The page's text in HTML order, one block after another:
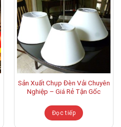
Sản Xuất Chụp Đèn Vải Chuyên
Nghiệp – Giá Rẻ Tận Gốc
Đọc tiếp